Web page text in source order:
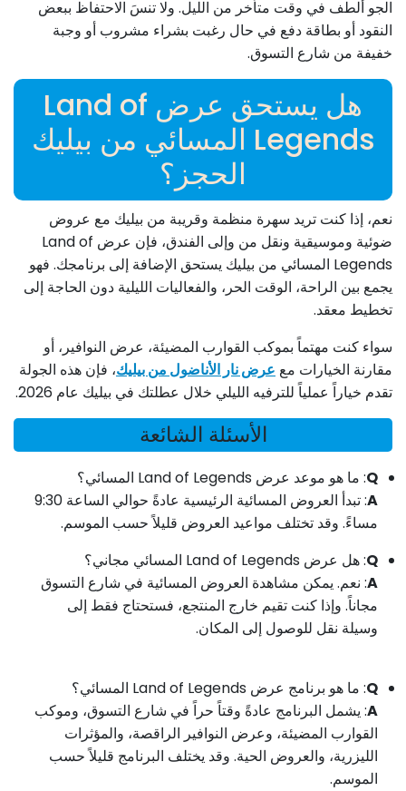
الجو ألطف في وقت متأخر من الليل. ولا تنسَ الاحتفاظ ببعض
النقود أو بطاقة دفع في حال رغبت بشراء مشروب أو وجبة
خفيفة من شارع التسوق.
هل يستحق عرض Land of
Legends المسائي من بيليك
الحجز؟
نعم، إذا كنت تريد سهرة منظمة وقريبة من بيليك مع عروض
ضوئية وموسيقية ونقل من وإلى الفندق، فإن عرض Land of
Legends المسائي من بيليك يستحق الإضافة إلى برنامجك. فهو
يجمع بين الراحة، الوقت الحر، والفعاليات الليلية دون الحاجة إلى
تخطيط معقد.
سواء كنت مهتماً بموكب القوارب المضيئة، عرض النوافير، أو
مقارنة الخيارات مع عرض نار الأناضول من بيليك، فإن هذه الجولة
تقدم خياراً عملياً للترفيه الليلي خلال عطلتك في بيليك عام 2026.
الأسئلة الشائعة
Q: ما هو موعد عرض Land of Legends المسائي؟
A
:
تبدأ العروض المسائية الرئيسية عادةً حوالي الساعة 9:30
مساءً. وقد تختلف مواعيد العروض قليلاً حسب الموسم.
Q: هل عرض Land of Legends المسائي مجاني؟
A
: نعم. يمكن مشاهدة العروض المسائية في شارع التسوق
مجاناً. وإذا كنت تقيم خارج المنتجع، فستحتاج فقط إلى
وسيلة نقل للوصول إلى المكان.
Q: ما هو برنامج عرض Land of Legends المسائي؟
A
:يشمل البرنامج عادةً وقتاً حراً في شارع التسوق، وموكب
القوارب المضيئة، وعرض النوافير الراقصة، والمؤثرات
الليزرية، والعروض الحية. وقد يختلف البرنامج قليلاً حسب
الموسم.